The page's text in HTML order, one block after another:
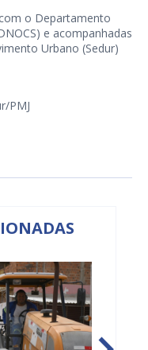
o Departamento
e acompanhadas
Urbano (Sedur)
PMJ